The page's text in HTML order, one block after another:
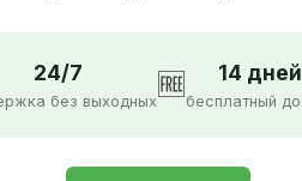
24/7
без выходных 🆓 14 дней
бесплатный